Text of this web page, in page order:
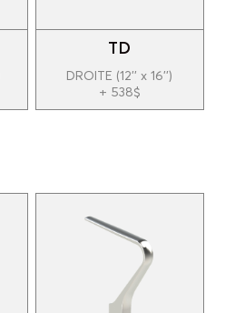
TD
DROITE (12'' x 16'')
+ 538$